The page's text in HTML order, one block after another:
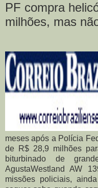
PF compra
milhões, mas
meses após a Polícia
de R$ 28,9 milhões
biturbinado de
AgustaWestland AW
missões policiais,